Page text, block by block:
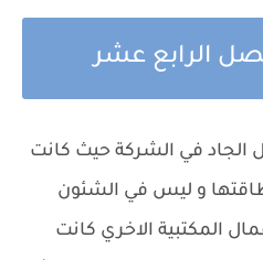
الرابع عشر
في الشركة حيث كانت
و ليس في الشئون
المكتبية الاخري كانت